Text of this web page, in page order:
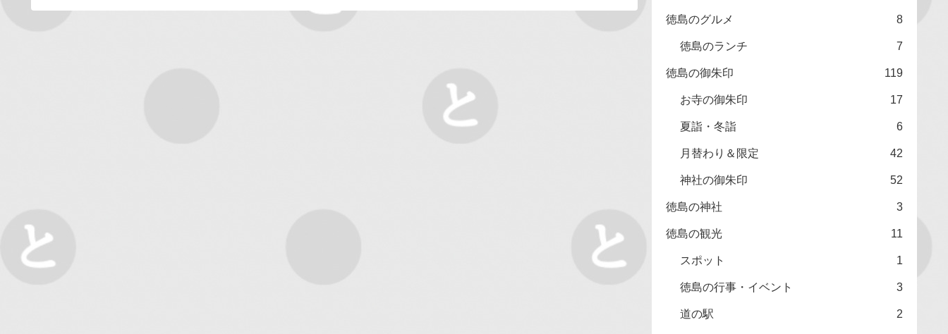
徳島のグルメ 8
徳島のランチ 7
徳島の御朱印 119
お寺の御朱印 17
夏詣・冬詣 6
月替わり＆限定 42
神社の御朱印 52
徳島の神社 3
徳島の観光 11
スポット 1
徳島の行事・イベント 3
道の駅 2